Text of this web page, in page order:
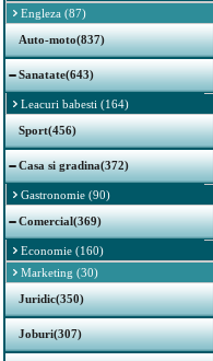
Engleza (87)
Auto-moto(837)
Sanatate(643)
Leacuri babesti (164)
Sport(456)
Casa si gradina(372)
Gastronomie (90)
Comercial(369)
Economie (160)
Marketing (30)
Juridic(350)
Joburi(307)